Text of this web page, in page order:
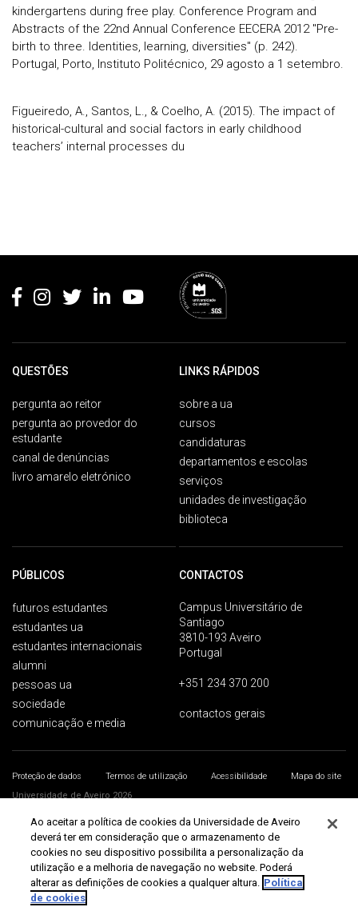
kindergartens during free play. Conference Program and
Abstracts of the 22nd Annual Conference EECERA 2012 "Pre-
birth to three. Identities, learning, diversities" (p. 242).
Portugal, Porto, Instituto Politécnico, 29 agosto a 1 setembro.
Figueiredo, A., Santos, L., & Coelho, A. (2015). The impact of
historical-cultural and social factors in early childhood
teachers’ internal processes du
QUESTÕES
pergunta ao reitor
pergunta ao provedor do
estudante
canal de denúncias
livro amarelo eletrónico
LINKS RÁPIDOS
sobre a ua
cursos
candidaturas
departamentos e escolas
serviços
unidades de investigação
biblioteca
PÚBLICOS
futuros estudantes
estudantes ua
estudantes internacionais
alumni
pessoas ua
sociedade
comunicação e media
CONTACTOS
Campus Universitário de
Santiago
3810-193 Aveiro
Portugal
+351 234 370 200
contactos gerais
Proteção de dados Termos de utilização Acessibilidade
Mapa do site
Universidade de Aveiro 2026
Ao aceitar a política de cookies da Universidade de Aveiro
deverá ter em consideração que o armazenamento de
cookies no seu dispositivo possibilita a personalização da
utilização e a melhoria de navegação no website. Poderá
alterar as definições de cookies a qualquer altura. Política
de cookies